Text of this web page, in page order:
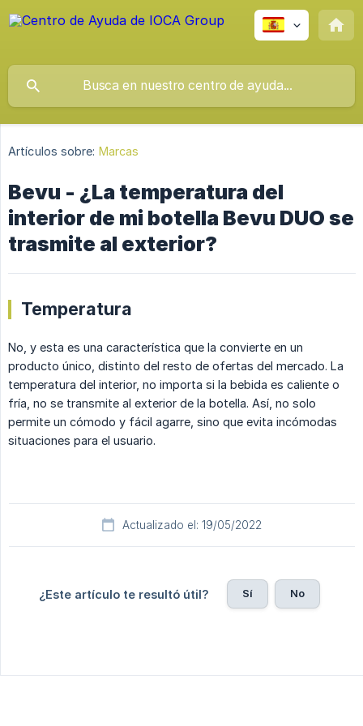
Artículos sobre: Marcas
Bevu - ¿La temperatura del
interior de mi botella Bevu DUO se
trasmite al exterior?
Temperatura
No, y esta es una característica que la convierte en un
producto único, distinto del resto de ofertas del mercado. La
temperatura del interior, no importa si la bebida es caliente o
fría, no se transmite al exterior de la botella. Así, no solo
permite un cómodo y fácil agarre, sino que evita incómodas
situaciones para el usuario.
Actualizado el: 19/05/2022
¿Este artículo te resultó útil? Sí No